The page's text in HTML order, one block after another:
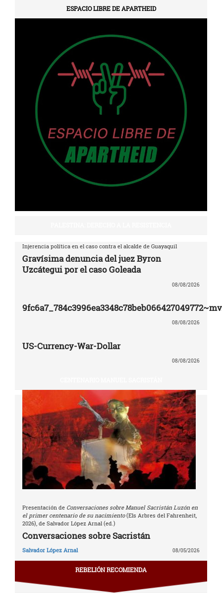
ESPACIO LIBRE DE APARTHEID
Injerencia política en el caso contra el alcalde de Guayaquil
Gravísima denuncia del juez Byron
Uzcátegui por el caso Goleada
08/08/2026
08/08/2026
US-Currency-War-Dollar
08/08/2026
Presentación de Conversaciones sobre Manuel Sacristán Luzón en
el primer centenario de su nacimiento(Els Arbres del Fahrenheit,
2026), de Salvador López Arnal (ed.)
Conversaciones sobre Sacristán
Salvador López Arnal 08/05/2026
REBELIÓN RECOMIENDA